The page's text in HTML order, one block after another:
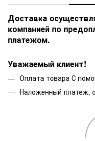
Доставка
компанией по
платежом.
Уважаемый клиент!
Оплата товара С
Наложенный платеж,